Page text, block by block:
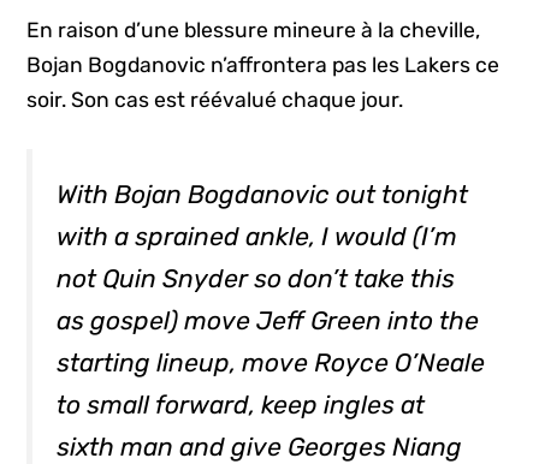
En raison d’une blessure mineure à la cheville,
Bojan Bogdanovic n’affrontera pas les Lakers ce
soir. Son cas est réévalué chaque jour.
With Bojan Bogdanovic out tonight
with a sprained ankle, I would (I’m
not Quin Snyder so don’t take this
as gospel) move Jeff Green into the
starting lineup, move Royce O’Neale
to small forward, keep ingles at
sixth man and give Georges Niang